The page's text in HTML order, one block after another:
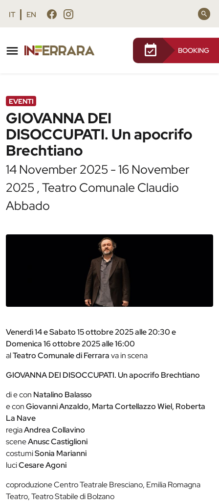
Vai al contenuto principale
Vai al footer
IT EN
BOOKING
GIOVANNA DEI DISOCCUPATI. Un
EVENTI
GIOVANNA DEI
DISOCCUPATI. Un apocrifo
Brechtiano
14 November 2025 - 16 November
2025 , Teatro Comunale Claudio
Abbado
Venerdì 14 e Sabato 15 ottobre 2025 alle 20:30 e
Domenica 16 ottobre 2025 alle 16:00
alTeatro Comunale di Ferrarava in scena
GIOVANNA DEI DISOCCUPATI. Un apocrifo Brechtiano
di e con Natalino Balasso
e conGiovanni Anzaldo, Marta Cortellazzo Wiel, Roberta
La Nave
regiaAndrea Collavino
sceneAnusc Castiglioni
costumiSonia Marianni
luciCesare Agoni
coproduzione Centro Teatrale Bresciano, Emilia Romagna
Teatro, Teatro Stabile di Bolzano